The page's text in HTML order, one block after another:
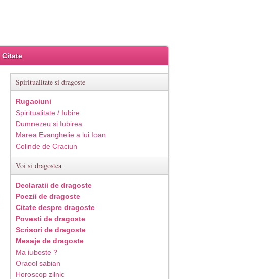
Citate
Spiritualitate si dragoste
Rugaciuni
Spiritualitate / Iubire
Dumnezeu si Iubirea
Marea Evanghelie a lui Ioan
Colinde de Craciun
Voi si dragostea
Declaratii de dragoste
Poezii de dragoste
Citate despre dragoste
Povesti de dragoste
Scrisori de dragoste
Mesaje de dragoste
Ma iubeste ?
Oracol sabian
Horoscop zilnic